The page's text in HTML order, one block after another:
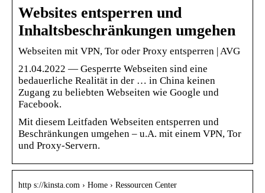
Websites entsperren und
Inhaltsbeschränkungen umgehen
Webseiten mit VPN, Tor oder Proxy entsperren | AVG
21.04.2022 — Gesperrte Webseiten sind eine
bedauerliche Realität in der … in China keinen
Zugang zu beliebten Webseiten wie Google und
Facebook.
Mit diesem Leitfaden Webseiten entsperren und
Beschränkungen umgehen – u.A. mit einem VPN, Tor
und Proxy-Servern.
http s://kinsta.com › Home › Ressourcen Center